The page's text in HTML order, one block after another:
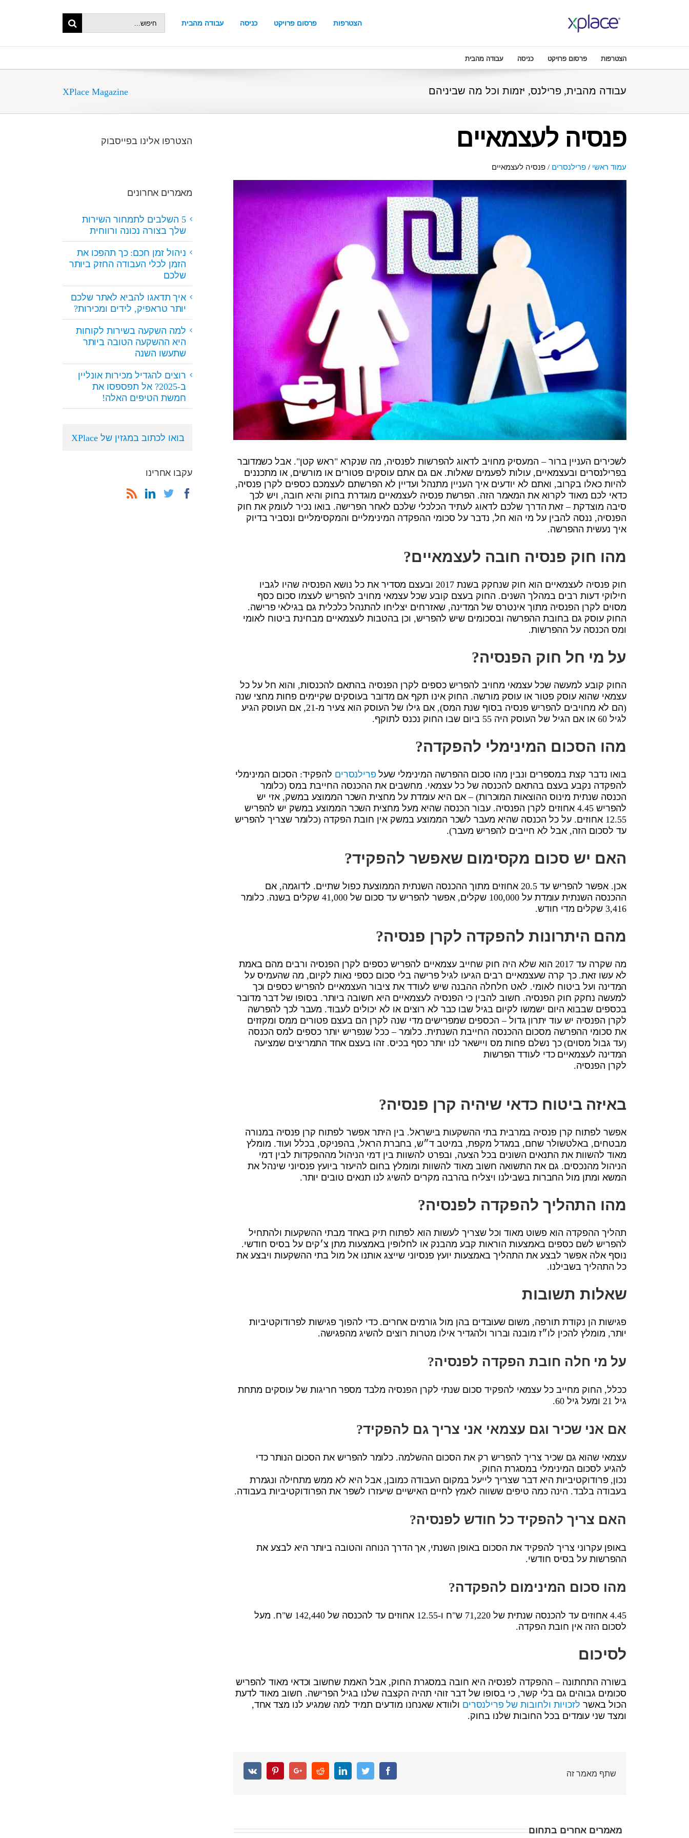
עבודה מהבית כניסה פרסום פרויקט הצטרפות Search
הצטרפות פרסום פרויקט כניסה עבודה מהבית
XPlace Magazine עבודה מהבית, פרילנס, יזמות וכל מה שביניהם
פנסיה לעצמאיים
עמוד ראשי / פרילנסרים / פנסיה לעצמאיים
לשכירים העניין ברור – המעסיק מחויב לדאוג להפרשות לפנסיה, מה שנקרא "ראש קטן". אבל כשמדובר
בפרילנסרים ובעצמאיים, עולות לפעמים שאלות. אם גם אתם עוסקים פטורים או מורשים, או מתכננים
להיות כאלו בקרוב, ואתם לא יודעים איך העניין מתנהל ועדיין לא הפרשתם לעצמכם כספים לקרן פנסיה,
כדאי לכם מאוד לקרוא את המאמר הזה. הפרשת פנסיה לעצמאיים מוגדרת בחוק והיא חובה, ויש לכך
סיבה מוצדקת – זאת הדרך שלכם לדאוג לעתיד הכלכלי שלכם לאחר הפרישה. בואו נכיר לעומק את חוק
הפנסיה, ננסה להבין על מי הוא חל, נדבר על סכומי ההפקדה המינימליים והמקסימליים ונסביר בדיוק
איך נעשית ההפרשה.
מהו חוק פנסיה חובה לעצמאיים?
חוק פנסיה לעצמאיים הוא חוק שנחקק בשנת 2017 ובעצם מסדיר את כל נושא הפנסיה שהיו לגביו
חילוקי דעות רבים במהלך השנים. החוק בעצם קובע שכל עצמאי מחויב להפריש לעצמו סכום כסף
מסוים לקרן הפנסיה מתוך אינטרס של המדינה, שאזרחים יצליחו להתנהל כלכלית גם בגילאי פרישה.
החוק עוסק גם בחובת ההפרשה ובסכומים שיש להפריש, וכן בהטבות לעצמאיים מבחינת ביטוח לאומי
ומס הכנסה על ההפרשות.
על מי חל חוק הפנסיה?
החוק קובע למעשה שכל עצמאי מחויב להפריש כספים לקרן הפנסיה בהתאם להכנסות, והוא חל על כל
עצמאי שהוא עוסק פטור או עוסק מורשה. החוק אינו תקף אם מדובר בעוסקים שקיימים פחות מחצי שנה
(הם לא מחויבים להפריש פנסיה בסוף שנת המס), אם גילו של העוסק הוא צעיר מ-21, אם העוסק הגיע
לגיל 60 או אם הגיל של העוסק היה 55 ביום שבו החוק נכנס לתוקף.
מהו הסכום המינימלי להפקדה?
בואו נדבר קצת במספרים ונבין מהו סכום ההפרשה המינימלי שעל פרילנסרים להפקיד: הסכום המינימלי
להפקדה נקבע בעצם בהתאם להכנסה של כל עצמאי. מחשבים את ההכנסה החייבת במס (כלומר
הכנסה שנתית מינוס ההוצאות המוכרות) – אם היא עומדת על מחצית השכר הממוצע במשק, אזי יש
להפריש 4.45 אחוזים לקרן הפנסיה. עבור הכנסה שהיא מעל מחצית השכר הממוצע במשק יש להפריש
12.55 אחוזים. על כל הכנסה שהיא מעבר לשכר הממוצע במשק אין חובת הפקדה (כלומר שצריך להפריש
עד לסכום הזה, אבל לא חייבים להפריש מעבר).
האם יש סכום מקסימום שאפשר להפקיד?
אכן. אפשר להפריש עד 20.5 אחוזים מתוך ההכנסה השנתית הממוצעת כפול שתיים. לדוגמה, אם
ההכנסה השנתית עומדת על 100,000 שקלים, אפשר להפריש עד סכום של 41,000 שקלים בשנה. כלומר
3,416 שקלים מדי חודש.
מהם היתרונות להפקדה לקרן פנסיה?
מה שקרה עד 2017 הוא שלא היה חוק שחייב עצמאיים להפריש כספים לקרן הפנסיה ורבים מהם באמת
לא עשו זאת. כך קרה שעצמאיים רבים הגיעו לגיל פרישה בלי סכום כספי נאות לקיום, מה שהעמיס על
המדינה ועל ביטוח לאומי. לאט חלחלה ההבנה שיש לעודד את ציבור העצמאיים להפריש כספים וכך
למעשה נחקק חוק הפנסיה. חשוב להבין כי הפנסיה לעצמאיים היא חשובה ביותר. בסופו של דבר מדובר
בכספים שבבוא היום ישמשו לקיום בגיל שבו כבר לא רוצים או לא יכולים לעבוד. מעבר לכך להפרשה
לקרן הפנסיה יש עוד יתרון גדול – הכספים שמפרישים מדי שנה לקרן הם בעצם פטורים ממס ומקזזים
את סכומי ההפרשה מסכום ההכנסה החייבת השנתית. כלומר – ככל שנפריש יותר כספים למס הכנסה
(עד גבול מסוים) כך נשלם פחות מס ויישאר לנו יותר כסף בכיס. זהו בעצם אחד התמריצים שמציעה
המדינה לעצמאיים כדי לעודד הפרשות
לקרן הפנסיה.
באיזה ביטוח כדאי שיהיה קרן פנסיה?
אפשר לפתוח קרן פנסיה במרבית בתי ההשקעות בישראל. בין היתר אפשר לפתוח קרן פנסיה במנורה
מבטחים, באלטשולר שחם, במגדל מקפת, במיטב ד״ש, בחברת הראל, בהפניקס, בכלל ועוד. מומלץ
מאוד להשוות את התנאים השונים בכל הצעה, ובפרט להשוות בין דמי הניהול מההפקדות לבין דמי
הניהול מהנכסים. גם את התשואה חשוב מאוד להשוות ומומלץ בחום להיעזר ביועץ פנסיוני שינהל את
המשא ומתן מול החברות בשבילנו ויצליח בהרבה מקרים להשיג לנו תנאים טובים יותר.
מהו התהליך להפקדה לפנסיה?
תהליך ההפקדה הוא פשוט מאוד וכל שצריך לעשות הוא לפתוח תיק באחד מבתי ההשקעות ולהתחיל
להפריש לשם כספים באמצעות הוראות קבע מהבנק או לחלופין באמצעות מתן צ׳קים על בסיס חודשי.
נוסף אלה אפשר לבצע את התהליך באמצעות יועץ פנסיוני שייצג אותנו אל מול בתי ההשקעות ויבצע את
כל התהליך בשבילנו.
שאלות תשובות
פגישות הן נקודת תורפה, משום שעובדים בהן מול גורמים אחרים. כדי להפוך פגישות לפרודוקטיביות
יותר, מומלץ להכין לו״ז מובנה וברור ולהגדיר אילו מטרות רוצים להשיג מהפגישה.
על מי חלה חובת הפקדה לפנסיה?
ככלל, החוק מחייב כל עצמאי להפקיד סכום שנתי לקרן הפנסיה מלבד מספר חריגות של עוסקים מתחת
גיל 21 ומעל גיל 60.
אם אני שכיר וגם עצמאי אני צריך גם להפקיד?
עצמאי שהוא גם שכיר צריך להפריש רק את הסכום ההשלמה. כלומר להפריש את הסכום הנותר כדי
להגיע לסכום המינימלי במסגרת החוק.
נכון, פרודוקטיביות היא דבר שצריך לייעל במקום העבודה כמובן, אבל היא לא ממש מתחילה ונגמרת
בעבודה בלבד. הינה כמה טיפים ששווה לאמץ לחיים האישיים שיעזרו לשפר את הפרודוקטיביות בעבודה.
האם צריך להפקיד כל חודש לפנסיה?
באופן עקרוני צריך להפקיד את הסכום באופן השנתי, אך הדרך הנוחה והטובה ביותר היא לבצע את
ההפרשות על בסיס חודשי.
מהו סכום המינימום להפקדה?
4.45 אחוזים עד להכנסה שנתית של 71,220 ש"ח ו-12.55 אחוזים עד להכנסה של 142,440 ש"ח. מעל
לסכום הזה אין חובת הפקדה.
לסיכום
בשורה התחתונה – ההפקדה לפנסיה היא חובה במסגרת החוק, אבל האמת שחשוב וכדאי מאוד להפריש
סכומים גבוהים גם בלי קשר, כי בסופו של דבר זוהי תהיה הקצבה שלנו בגיל הפרישה. חשוב מאוד לדעת
הכול באשר לזכויות ולחובות של פרילנסרים ולוודא שאנחנו מודעים תמיד למה שמגיע לנו מצד אחד,
ומצד שני עומדים בכל החובות שלנו בחוק.
שתף מאמר זה Facebook
Twitter
Linkedin
Reddit
Google+
Pinterest
Vk
מאמרים אחרים בתחום
הצטרפו אלינו בפייסבוק
מאמרים אחרונים
5 השלבים לתמחור השירות
שלך בצורה נכונה ורווחית
ניהול זמן חכם: כך תהפכו את
הזמן לכלי העבודה החזק ביותר
שלכם
איך תדאגו להביא לאתר שלכם
יותר טראפיק, לידים ומכירות?
למה השקעה בשירות לקוחות
היא ההשקעה הטובה ביותר
שתעשו השנה
רוצים להגדיל מכירות אונליין
ב-2025? אל תפספסו את
חמשת הטיפים האלה!
בואו לכתוב במגזין של XPlace
עקבו אחרינו